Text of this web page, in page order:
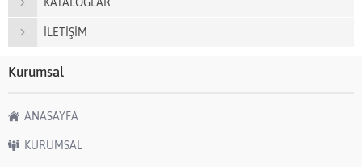
İLETİŞİM
Kurumsal
ANASAYFA
KURUMSAL